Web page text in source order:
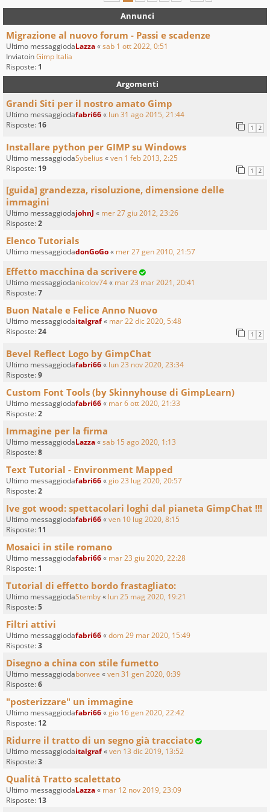
Annunci
Migrazione al nuovo forum - Passi e scadenze
Ultimo messaggiodaLazza«sab 1 ott 2022, 0:51
InviatoinGimp Italia
Risposte: 1
Argomenti
Grandi Siti per il nostro amato Gimp
Ultimo messaggiodafabri66« lun 31 ago 2015, 21:44
Risposte: 16 1 2
Installare python per GIMP su Windows
Ultimo messaggiodaSybelius «ven 1 feb 2013, 2:25
Risposte: 19 1 2
[guida] grandezza, risoluzione, dimensione delle
immagini
Ultimo messaggiodajohnJ « mer 27 giu 2012, 23:26
Risposte:2
Elenco Tutorials
Ultimo messaggiodadonGoGo« mer 27 gen 2010, 21:57
Effetto macchina da scrivere
Ultimo messaggiodanicolov74« mar 23 mar 2021, 20:41
Risposte:7
Buon Natale e Felice Anno Nuovo
Ultimo messaggiodaitalgraf« mar 22 dic 2020, 5:48
Risposte:24 1 2
Bevel Reflect Logo by GimpChat
Ultimo messaggiodafabri66« lun 23 nov 2020, 23:34
Risposte:9
Custom Font Tools (by Skinnyhouse di GimpLearn)
Ultimo messaggiodafabri66« mar 6 ott 2020, 21:33
Risposte:2
Immagine per la firma
Ultimo messaggiodaLazza«sab 15 ago 2020, 1:13
Risposte:8
Text Tutorial - Environment Mapped
Ultimo messaggiodafabri66«gio 23 lug 2020, 20:57
Risposte:2
Ive got wood: spettacolari loghi dal pianeta GimpChat !!!
Ultimo messaggiodafabri66«ven 10 lug 2020, 8:15
Risposte: 11
Mosaici in stile romano
Ultimo messaggiodafabri66« mar 23 giu 2020, 22:28
Risposte: 1
Tutorial di effetto bordo frastagliato:
Ultimo messaggiodaStemby« lun 25 mag 2020, 19:21
Risposte:5
Filtri attivi
Ultimo messaggiodafabri66«dom 29 mar 2020, 15:49
Risposte:3
Disegno a china con stile fumetto
Ultimo messaggiodabonvee «ven 31 gen 2020, 0:39
Risposte:6
"posterizzare" un immagine
Ultimo messaggiodafabri66«gio 16 gen 2020, 22:42
Risposte: 12
Ridurre il tratto di un segno già tracciato
Ultimo messaggiodaitalgraf«ven 13 dic 2019, 13:52
Risposte:3
Qualità Tratto scalettato
Ultimo messaggiodaLazza« mar 12 nov 2019, 23:09
Risposte: 13